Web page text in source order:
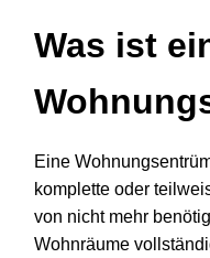
Was ist
Eine
komplette oder
von nicht mehr
Wohnräume